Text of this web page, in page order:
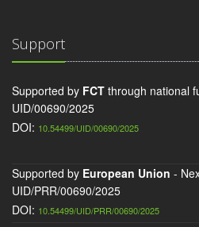
Support
Supported by FCT through national
UID/00690/2025
DOI: 10.54499/UID/00690/2025
Supported by European Union -
UID/PRR/00690/2025
DOI: 10.54499/UID/PRR/00690/2025